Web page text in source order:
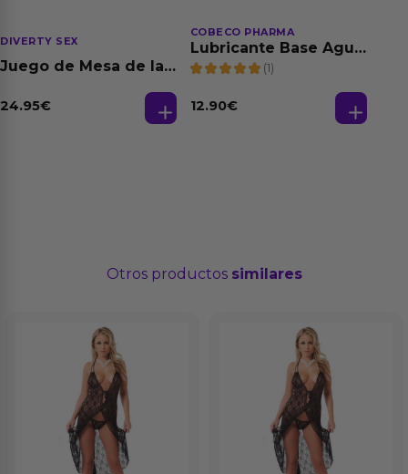
DIVERTY SEX
Juego de Mesa de las
24.95€
COBECO PHARMA
Lubricante Base Agua
100% Natural 125 ml
(1)
12.90€
Otros productos similares